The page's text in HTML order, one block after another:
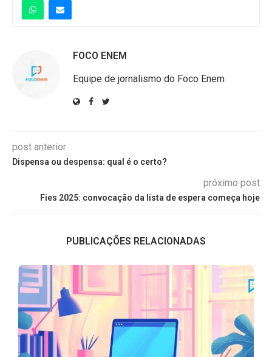
FOCO ENEM
Equipe de jornalismo do Foco Enem
post anterior
Dispensa ou despensa: qual é o certo?
próximo post
Fies 2025: convocação da lista de espera começa hoje
PUBLICAÇÕES RELACIONADAS